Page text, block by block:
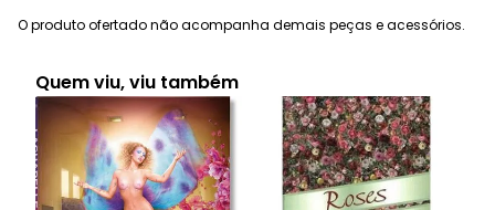
O produto ofertado não acompanha demais peças e acessórios.
Quem viu, viu também